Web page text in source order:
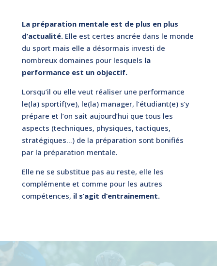
La préparation mentale est de plus en plus
d’actualité.Elle est certes ancrée dans le monde
du sport mais elle a désormais investi de
nombreux domaines pour lesquels la
performance est un objectif.
Lorsqu’il ou elle veut réaliser une performance
le(la) sportif(ve), le(la) manager, l’étudiant(e) s’y
prépare et l’on sait aujourd’hui que tous les
aspects (techniques, physiques, tactiques,
stratégiques…) de la préparation sont bonifiés
par la préparation mentale.
Elle ne se substitue pas au reste, elle les
complémente et comme pour les autres
compétences, il s’agit d’entrainement.